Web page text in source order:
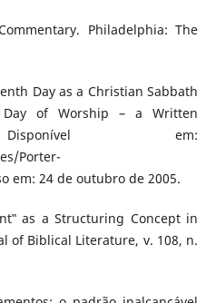
Philadelphia: The
Day as a Christian Sabbath
of Worship – a Written
em:
Porter-
em: 24 de outubro de 2005.
as a Structuring Concept in
of Biblical Literature, v. 108, n.